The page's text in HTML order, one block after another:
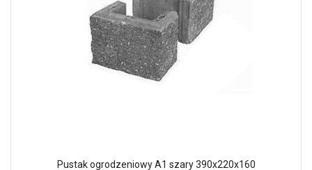
Pustak ogrodzeniowy A1 szary 390x220x160